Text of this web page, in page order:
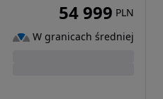
54 999 PLN
W granicach średniej